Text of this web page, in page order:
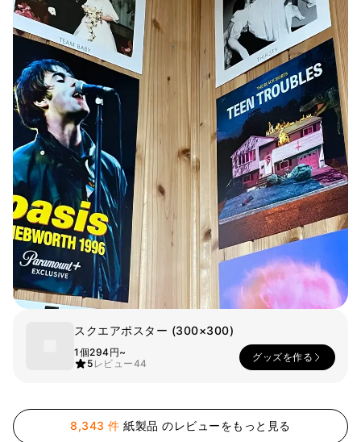
スクエアポスター (300×300)
1個294円~
5 レビュー44
グッズを作る
8,343 件紙製品 のレビューをもっと見る
ステッカー
紙製品
文具/オフィス
スマホ
リビング
ファブリック
スポーツ
キッズ
ペット
フレーム
1：1お問い合わせ
スウェッ
トシャツ
フードパ
ーカー
ジップア
ップ
アウター パンツ
法被/ロー
ブ
カラー
袖タイプ
袖なし
人気ブランド
GILDAN